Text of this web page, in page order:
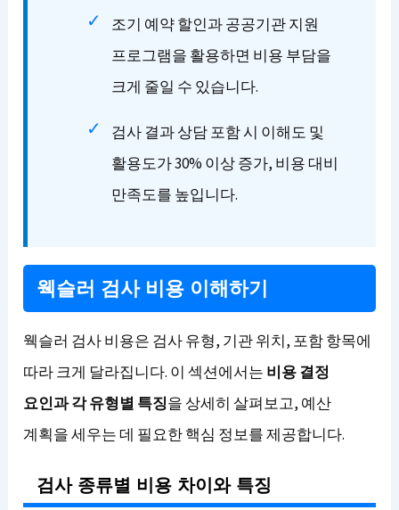
조기 예약 할인과 공공기관 지원
프로그램을 활용하면 비용 부담을
크게 줄일 수 있습니다.
검사 결과 상담 포함 시 이해도 및
활용도가 30% 이상 증가, 비용 대비
만족도를 높입니다.
웩슬러 검사 비용 이해하기
웩슬러 검사 비용은 검사 유형, 기관 위치, 포함 항목에
따라 크게 달라집니다. 이 섹션에서는 비용 결정
요인과 각 유형별 특징을 상세히 살펴보고, 예산
계획을 세우는 데 필요한 핵심 정보를 제공합니다.
검사 종류별 비용 차이와 특징